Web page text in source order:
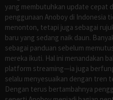
yang membutuhkan update cepat
penggunaan Anoboy di Indonesia
menonton, tetapi juga sebagai
baru yang sedang naik daun.
sebagai panduan sebelum
mereka ikuti. Hal ini menandakan
platform streaming—ia juga
selalu menyesuaikan dengan tren
Dengan terus bertambahnya